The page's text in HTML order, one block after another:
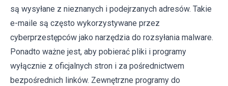
są wysyłane z nieznanych i podejrzanych adresów. Takie
e-maile są często wykorzystywane przez
cyberprzestępców jako narzędzia do rozsyłania malware.
Ponadto ważne jest, aby pobierać pliki i programy
wyłącznie z oficjalnych stron i za pośrednictwem
bezpośrednich linków. Zewnętrzne programy do